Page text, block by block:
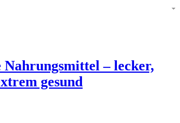
– lecker,
gesund